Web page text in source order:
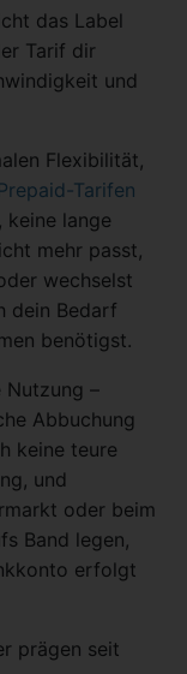
das Label
Tarif dir
und
Flexibilität,
Tarifen
keine lange
mehr passt,
wechselst
dein Bedarf
benötigst.
Nutzung –
Abbuchung
keine teure
und
oder beim
Band legen,
erfolgt
prägen seit